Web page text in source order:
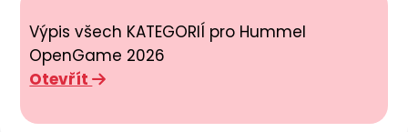
Výpis všech KATEGORIÍ pro Hummel
OpenGame 2026
Otevřít